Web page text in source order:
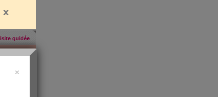
guidée
×